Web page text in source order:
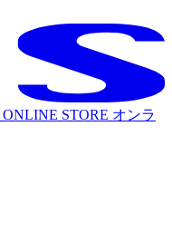
ONLINE STORE オンラ